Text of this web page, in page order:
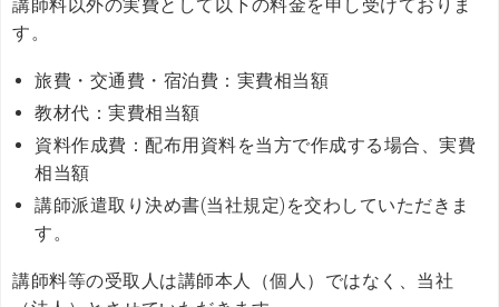
講師料以外の実費として以下の料金を申し受けておりま
す。
旅費・交通費・宿泊費：実費相当額
教材代：実費相当額
資料作成費：配布用資料を当方で作成する場合、実費
相当額
講師派遣取り決め書(当社規定)を交わしていただきま
す。
講師料等の受取人は講師本人（個人）ではなく、当社